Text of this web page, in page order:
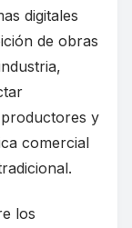
digitales
de obras
y
comercial
los